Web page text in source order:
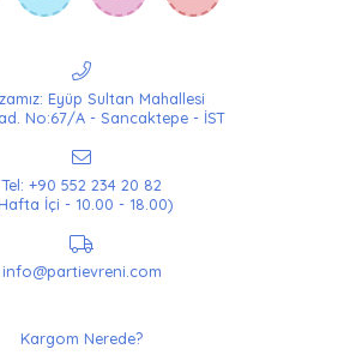
Eyüp Sultan Mahallesi
No:67/A - Sancaktepe - İST
Tel: +90 552 234 20 82
İçi - 10.00 - 18.00)
info@partievreni.com
Kargom Nerede?